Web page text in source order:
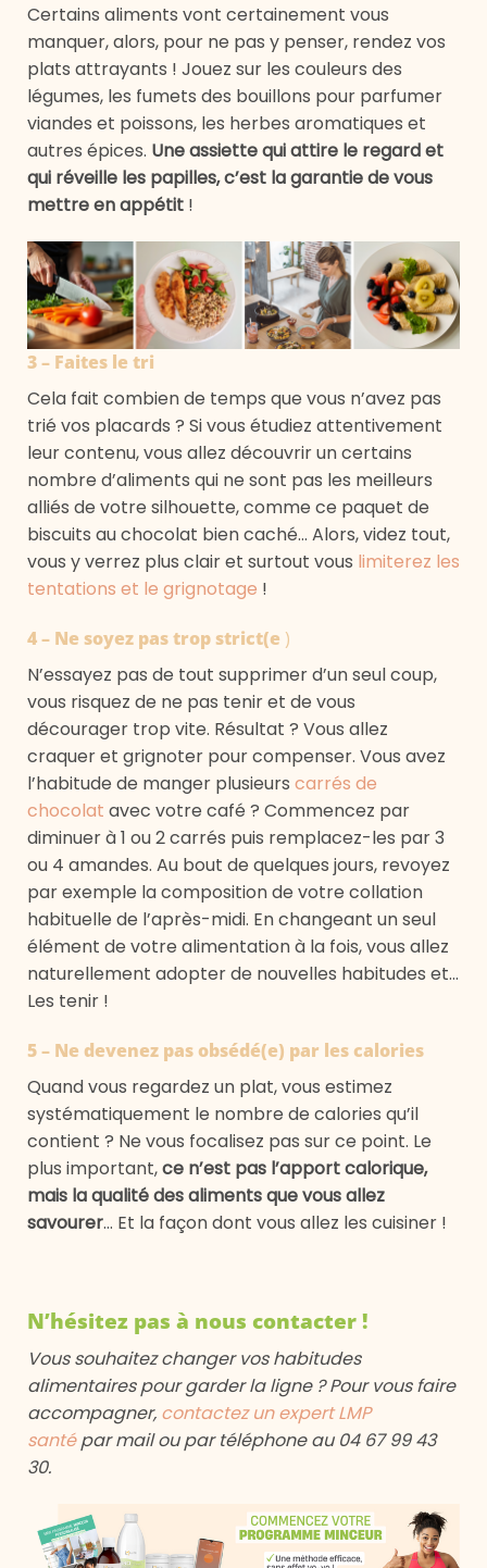
Certains aliments vont certainement vous
manquer, alors, pour ne pas y penser, rendez vos
plats attrayants ! Jouez sur les couleurs des
légumes, les fumets des bouillons pour parfumer
viandes et poissons, les herbes aromatiques et
autres épices. Une assiette qui attire le regard et
qui réveille les papilles, c’est la garantie de vous
mettre en appétit !
3 – Faites le tri
Cela fait combien de temps que vous n’avez pas
trié vos placards ? Si vous étudiez attentivement
leur contenu, vous allez découvrir un certains
nombre d’aliments qui ne sont pas les meilleurs
alliés de votre silhouette, comme ce paquet de
biscuits au chocolat bien caché… Alors, videz tout,
vous y verrez plus clair et surtout vous limiterez les
tentations et le grignotage !
4 – Ne soyez pas trop strict(e )
N’essayez pas de tout supprimer d’un seul coup,
vous risquez de ne pas tenir et de vous
décourager trop vite. Résultat ? Vous allez
craquer et grignoter pour compenser. Vous avez
l’habitude de manger plusieurs carrés de
chocolat avec votre café ? Commencez par
diminuer à 1 ou 2 carrés puis remplacez-les par 3
ou 4 amandes. Au bout de quelques jours, revoyez
par exemple la composition de votre collation
habituelle de l’après-midi. En changeant un seul
élément de votre alimentation à la fois, vous allez
naturellement adopter de nouvelles habitudes et…
Les tenir !
5 – Ne devenez pas obsédé(e) par les calories
Quand vous regardez un plat, vous estimez
systématiquement le nombre de calories qu’il
contient ? Ne vous focalisez pas sur ce point. Le
plus important,ce n’est pas l’apport calorique,
mais la qualité des aliments que vous allez
savourer… Et la façon dont vous allez les cuisiner !
N’hésitez pas à nous contacter !
Vous souhaitez changer vos habitudes
alimentaires pour garder la ligne ? Pour vous faire
accompagner, contactez un expert LMP
santéparmailou par téléphone au 04 67 99 43
30.